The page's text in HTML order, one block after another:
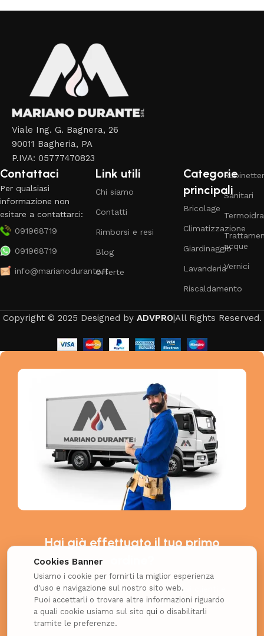
Cookies Banner
Usiamo i cookie per fornirti la miglior esperienza
d'uso e navigazione sul nostro sito web.
Puoi accettarli o trovare altre informazioni riguardo
a quali cookie usiamo sul sito qui o disabilitarli
tramite le preferenze.
Viale Ing. G. Bagnera, 26
90011 Bagheria, PA
P.IVA: 05777470823
Contattaci
Per qualsiasi
informazione non
esitare a contattarci:
091968719
091968719
info@marianodurante.it
Link utili
Chi siamo
Contatti
Rimborsi e resi
Blog
Offerte
Categorie
principali
Bricolage
Climatizzazione
Giardinaggio
Lavanderia
Riscaldamento
Sanitari
acque
Vernici
Copyright © 2025 Designed by ADVPRO|All Rights Reserved.
Hai già effettuato il tuo primo
Richiedi il coupon esclusivo per i nuovi clienti e
ottieni uno SCONTO EXTRA!